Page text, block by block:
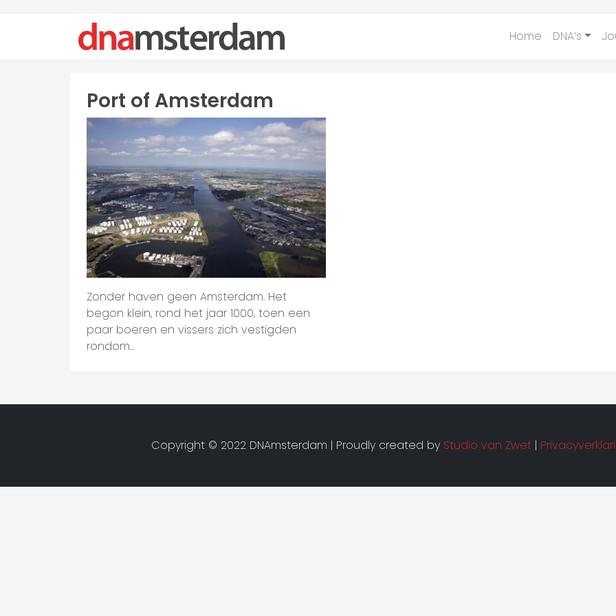
Home DNA’s
Port of Amsterdam
Zonder haven geen Amsterdam. Het
begon klein, rond het jaar 1000, toen een
paar boeren en vissers zich vestigden
rondom...
Copyright © 2022 DNAmsterdam | Proudly created by Studio van Zwet |